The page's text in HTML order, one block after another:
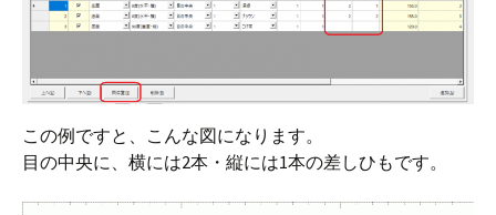
この例ですと、こんな図になります。
目の中央に、横には2本・縦には1本の差しひもです。